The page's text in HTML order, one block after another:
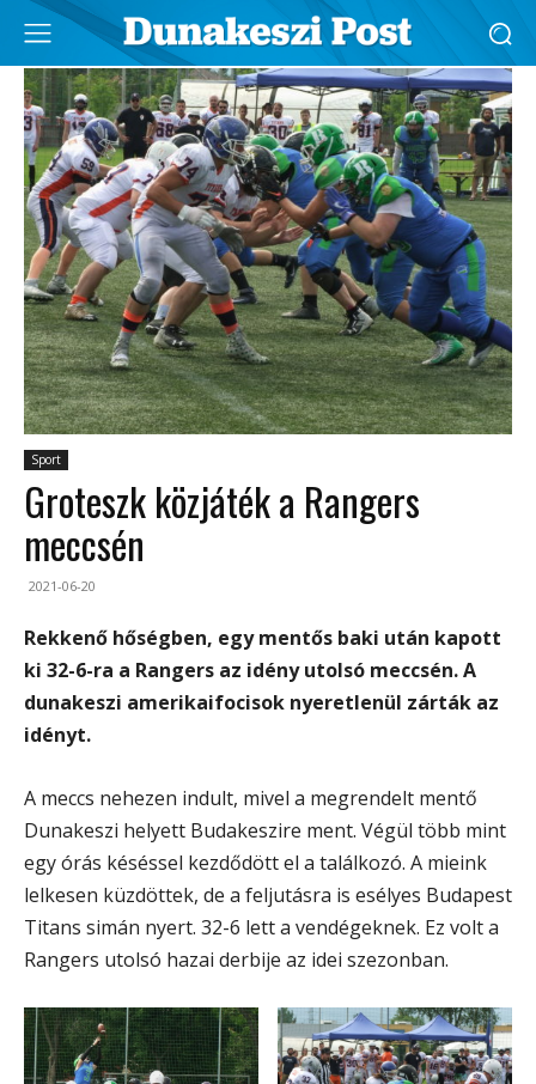
Sport
Groteszk közjáték a Rangers
meccsén
2021-06-20
Rekkenő hőségben, egy mentős baki után kapott
ki 32-6-ra a Rangers az idény utolsó meccsén. A
dunakeszi amerikaifocisok nyeretlenül zárták az
idényt.
A meccs nehezen indult, mivel a megrendelt mentő
Dunakeszi helyett Budakeszire ment. Végül több mint
egy órás késéssel kezdődött el a találkozó. A mieink
lelkesen küzdöttek, de a feljutásra is esélyes Budapest
Titans simán nyert. 32-6 lett a vendégeknek. Ez volt a
Rangers utolsó hazai derbije az idei szezonban.